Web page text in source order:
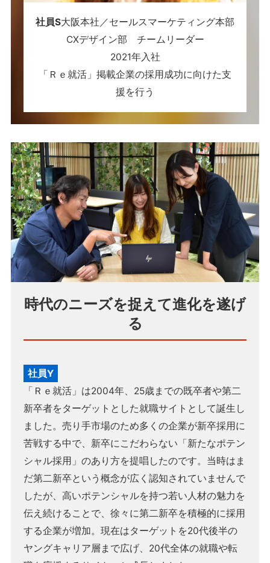
社員S大阪本社／セールスマーケティング本部
CXデザイン部 チームリーダー
2021年入社
「Ｒｅ就活」掲載企業の採用成功に向けた支
援を行う
時代のニーズを捉えて進化を遂げ
る
社員Y
「Ｒｅ就活」は2004年、25歳までの既卒者や第二
新卒者をターゲットとした就職サイトとして誕生し
ました。売り手市場のため多くの企業が新卒採用に
苦戦する中で、新卒にこだわらない「新たなポテン
シャル採用」のあり方を提唱したのです。当時はま
だ第二新卒という概念が広く認知されていませんで
したが、高いポテンシャルを持つ若い人材の魅力を
伝え続けることで、徐々に第二新卒を積極的に採用
する企業が増加。現在はターゲットを20代後半の
ヤングキャリア層まで広げ、20代全体の就職や転